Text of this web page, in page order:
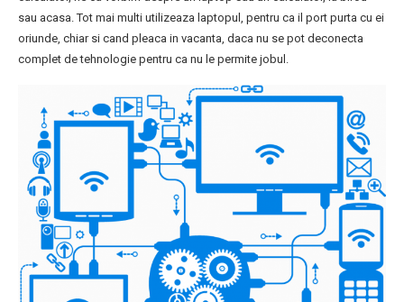
sau acasa. Tot mai multi utilizeaza laptopul, pentru ca il port purta cu ei
oriunde, chiar si cand pleaca in vacanta, daca nu se pot deconecta
complet de tehnologie pentru ca nu le permite jobul.